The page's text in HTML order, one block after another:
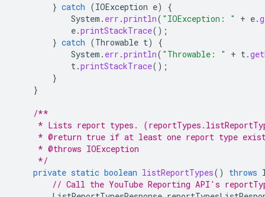
} catch (IOException e)
{
System . err .println( "IOException: " + e.
e.printStackTrace();
} catch (Throwable t)
{
System . err .println( "Throwable: " + t.
t.printStackTrace();
}
}
/**
* Lists report types.
* @return true if at least one report type
     * @throws IOException
     */
private static boolean listReportTypes() throws
// Call the YouTube Reporting API's